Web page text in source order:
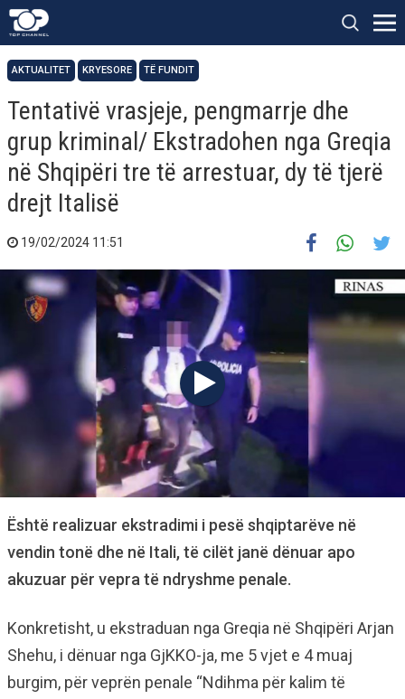
AKTUALITET KRYESORE TË FUNDIT
Tentativë vrasjeje, pengmarrje dhe
grup kriminal/ Ekstradohen nga Greqia
në Shqipëri tre të arrestuar, dy të tjerë
drejt Italisë
19/02/2024 11:51
Është realizuar ekstradimi i pesë shqiptarëve në
vendin tonë dhe në Itali, të cilët janë dënuar apo
akuzuar për vepra të ndryshme penale.
Konkretisht, u ekstraduan nga Greqia në Shqipëri Arjan
Shehu, i dënuar nga GjKKO-ja, me 5 vjet e 4 muaj
burgim, për veprën penale “Ndihma për kalim të